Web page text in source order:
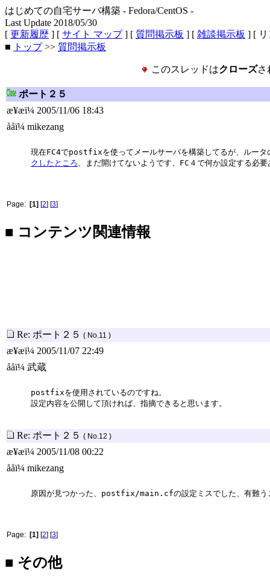
はじめての自宅サーバ構築 - Fedora/CentOS -
Last Update 2018/05/30
[ 更新履歴 ] [ サイト マップ] [ 質問掲示板 ] [ 雑談掲示板 ] [
■
トップ>> 質問掲示板
このスレッドはクローズさ
ポート２５
æ¥æï¼ 2005/11/06 18:43
ååï¼ mikezang
現在FC4でpostfixを使ってメールサーバを構築してるが、ルータ
クしたところ、まだ開けてないようです、FC４で何か設定する必
Page: [1] [2] [3]
■ コンテンツ関連情報
Re: ポート２５ ( No.11 )
æ¥æï¼ 2005/11/07 22:49
ååï¼ 武蔵
postfixを使用されているのですね。
設定内容を公開して頂ければ、指摘できると思います。
Re: ポート２５ ( No.12 )
æ¥æï¼ 2005/11/08 00:22
ååï¼ mikezang
原因が見つかった、postfix/main.cfの設定ミスでした、有難う
Page: [1] [2] [3]
■ その他